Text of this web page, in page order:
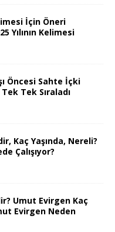
İçin Öneri
Yılının Kelimesi
Öncesi Sahte İçki
Tek Sıraladı
Kaç Yaşında, Nereli?
Çalışıyor?
Umut Evirgen Kaç
Evirgen Neden